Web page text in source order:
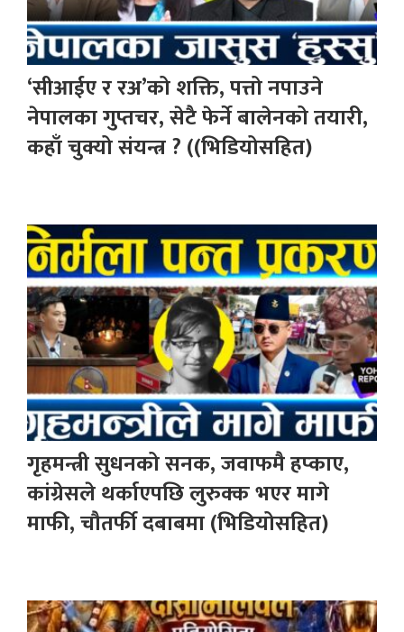
‘सीआईए र रअ’को शक्ति, पत्तो नपाउने
नेपालका गुप्तचर, सेटै फेर्ने बालेनको तयारी,
कहाँ चुक्यो संयन्त्र ? ((भिडियोसहित)
गृहमन्त्री सुधनको सनक, जवाफमै हप्काए,
कांग्रेसले थर्काएपछि लुरुक्क भएर मागे
माफी, चौतर्फी दबाबमा (भिडियोसहित)